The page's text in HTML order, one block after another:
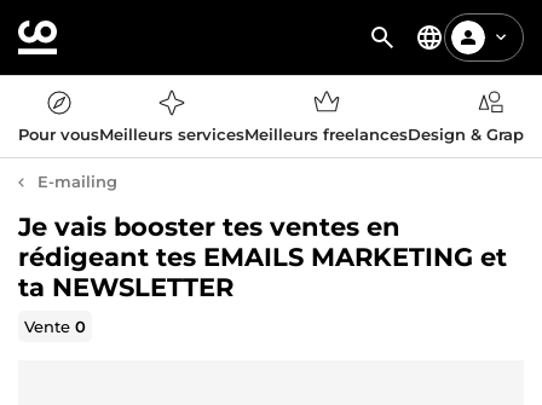
Pour vousMeilleurs servicesMeilleurs freelancesDesign &
E-mailing
Je vais booster tes ventes en
rédigeant tes EMAILS MARKETING et
ta NEWSLETTER
Vente0